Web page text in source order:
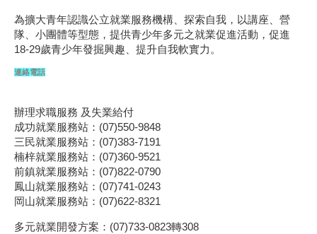
為擴大青年認識公立就業服務機構、探索自我，以講座、營
隊、小團體等型態，提供青少年多元之就業促進活動，促進
18-29歲青少年發掘興趣、提升自我軟實力。
連絡電話
辦理求職服務 及失業給付
成功就業服務站：(07)550-9848
三民就業服務站：(07)383-7191
楠梓就業服務站：(07)360-9521
前鎮就業服務站：(07)822-0790
鳳山就業服務站：(07)741-0243
岡山就業服務站：(07)622-8321
多元就業開發方案：(07)733-0823轉308